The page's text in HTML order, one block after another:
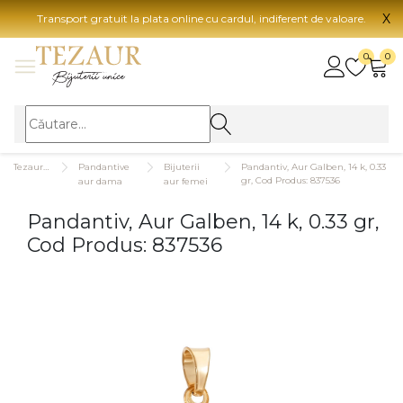
Transport gratuit la plata online cu cardul, indiferent de valoare. X
0 0
BIJUTERII
BIJUTERII FEMEI
Inele
Bratari
Pandantive
aur dama
Bijuterii
aur femei
Pandantiv, Aur Galben, 14 k, 0.33
gr, Cod Produs: 837536
Pandantiv, Aur Galben, 14 k, 0.33 gr,
Cod Produs: 837536